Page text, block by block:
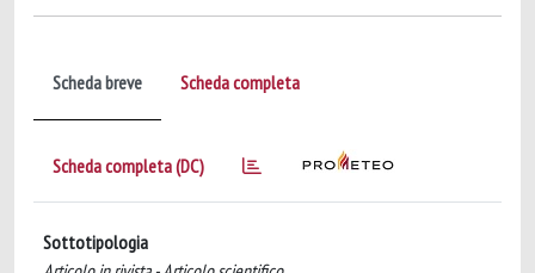
Scheda breve Scheda completa
Scheda completa (DC)
Sottotipologia